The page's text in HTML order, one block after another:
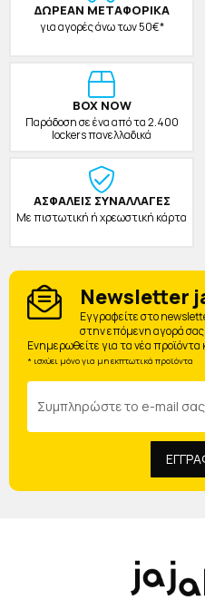
ΔΩΡΕAΝ ΜΕΤΑΦΟΡΙΚΑ
για αγορές άνω των 50€*
BOX NOW
Παράδοση σε ένα από τα 2.400
lockers πανελλαδικά
ΑΣΦΑΛΕΙΣ ΣΥΝΑΛΛΑΓΕΣ
Με πιστωτική ή χρεωστική κάρτα
Newsletter
Eγγραφείτε στο
στην επόμενη αγορά σας.
Ενημερωθείτε για τα νέα προϊόντα
* ισχύει μόνο για μη εκπτωτικά προϊόντα